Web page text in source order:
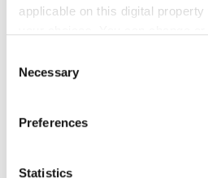
applicable on this digital
the Privacy trigger icon.
Collect information about
Identify your device by
Selection
Necessary
Preferences
Statistics
DHB jetzt auch digital!
registrieren!
Text:Verena S. Ulbrich